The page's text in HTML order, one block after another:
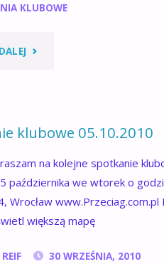
KLUBOWE
"WIGILIA"
klubowe 05.10.2010
na kolejne spotkanie
5 października we wtorek o
Wrocław www.Przeciag.com.pl
większą mapę
30 WRZEŚNIA, 2010